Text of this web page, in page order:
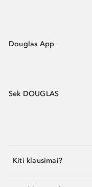
Douglas App
Sek DOUGLAS
Kiti klausimai?